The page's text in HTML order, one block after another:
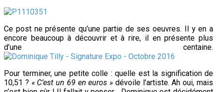
Ce post ne présente qu’une partie de ses oeuvres. Il y en a
encore beaucoup à découvrir et à rire, il en présente plus
d’une centaine.
Pour terminer, une petite colle : quelle est la signification de
10,51 ? « C’est un 69 en euros » dévoile l’artiste. Ah oui, mais